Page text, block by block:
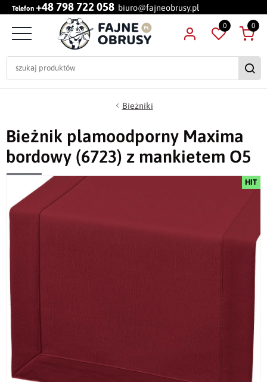
Telefon +48 798 722 058 biuro@fajneobrusy.pl
0 0
Bieżniki
HIT
Bieżnik plamoodporny Maxima
bordowy (6723) z mankietem O5